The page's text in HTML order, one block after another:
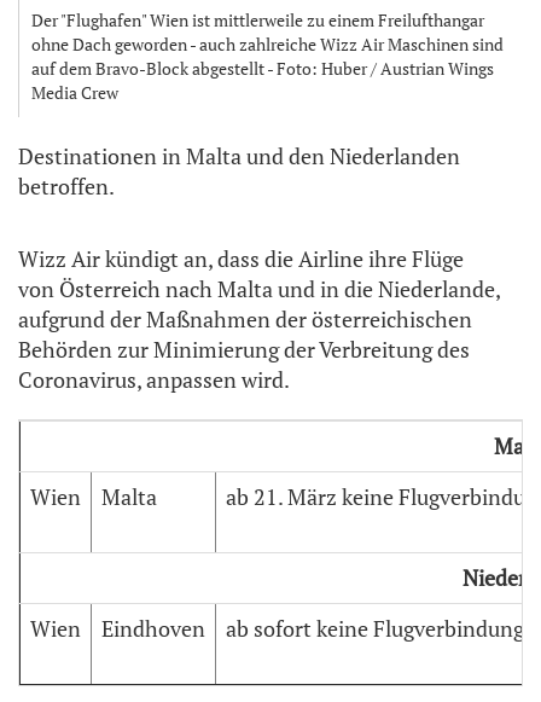
Der "Flughafen" Wien ist mittlerweile zu einem Freilufthangar
ohne Dach geworden - auch zahlreiche Wizz Air Maschinen sind
auf dem Bravo-Block abgestellt - Foto: Huber / Austrian Wings
Media Crew
Destinationen in Malta und den Niederlanden
betroffen.
Wizz Air kündigt an, dass die Airline ihre Flüge
von Österreich nach Malta und in die Niederlande,
aufgrund der Maßnahmen der österreichischen
Behörden zur Minimierung der Verbreitung des
Coronavirus, anpassen wird.
Wien
Malta ab 21. März keine
Wien
Eindhoven ab sofort keine